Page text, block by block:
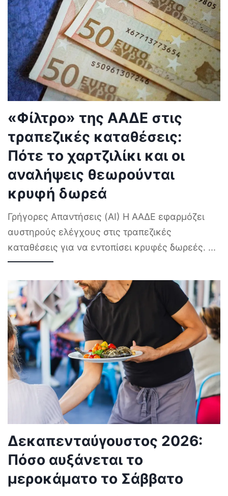
«Φίλτρο» της ΑΑΔΕ στις
τραπεζικές καταθέσεις:
Πότε το χαρτζιλίκι και οι
αναλήψεις θεωρούνται
κρυφή δωρεά
Γρήγορες Απαντήσεις (AI) Η ΑΑΔΕ εφαρμόζει
αυστηρούς ελέγχους στις τραπεζικές
καταθέσεις για να εντοπίσει κρυφές δωρεές. ...
Δεκαπενταύγουστος 2026:
Πόσο αυξάνεται το
μεροκάματο το Σάββατο